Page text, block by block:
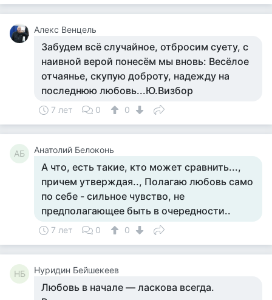
Алекс Венцель
Забудем всё случайное, отбросим суету, с
наивной верой понесём мы вновь: Весёлое
отчаянье, скупую доброту, надежду на
последнюю любовь...Ю.Визбор
7 лет 0 0
АБ Анатолий Белоконь
А что, есть такие, кто может сравнить...,
причем утверждая.., Полагаю любовь само
по себе - сильное чувство, не
предполагающее быть в очередности..
7 лет 0 0
НБ Нуридин Бейшекеев
Любовь в начале — ласкова всегда.